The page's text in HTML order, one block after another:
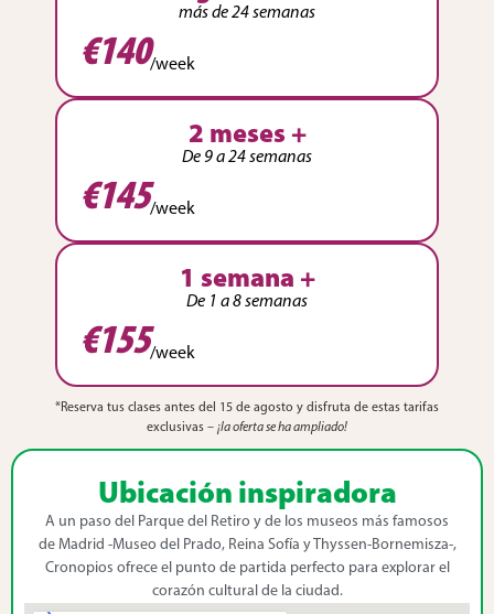
más de 24 semanas
€140/week
2 meses +
De 9 a 24 semanas
€145/week
1 semana +
De 1 a 8 semanas
€155/week
*Reserva tus clases antes del 15 de agosto y disfruta de estas tarifas
exclusivas – ¡la oferta se ha ampliado!
Ubicación inspiradora
A un paso del Parque del Retiro y de los museos más famosos
de Madrid -Museo del Prado, Reina Sofía y Thyssen-Bornemisza-,
Cronopios ofrece el punto de partida perfecto para explorar el
corazón cultural de la ciudad.